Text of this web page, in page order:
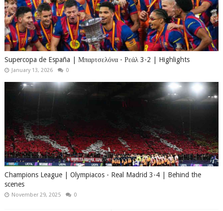
Supercopa de España | Μπαρτσελόνα - Ρεάλ 3-2 | Highlights
January 13, 2026 0
Champions League | Olympiacos​ - Real Madrid 3-4 | Behind the
scenes
November 29, 2025 0